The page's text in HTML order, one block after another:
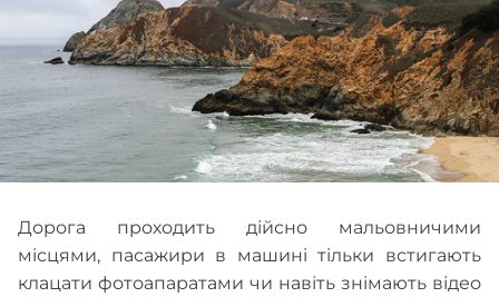
Дорога проходить дійсно мальовничими
місцями, пасажири в машині тільки встигають
клацати фотоапаратами чи навіть знімають відео